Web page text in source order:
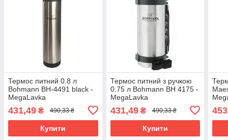
Термос питний 0.8 л
Bohmann BH-4491 black -
MegaLavka
431,49 ₴ 490,33 ₴
Купити
Термос питний з ручкою
0.75 л Bohmann BH 4175 -
MegaLavka
431,49₴ 490,33 ₴
Купити
453